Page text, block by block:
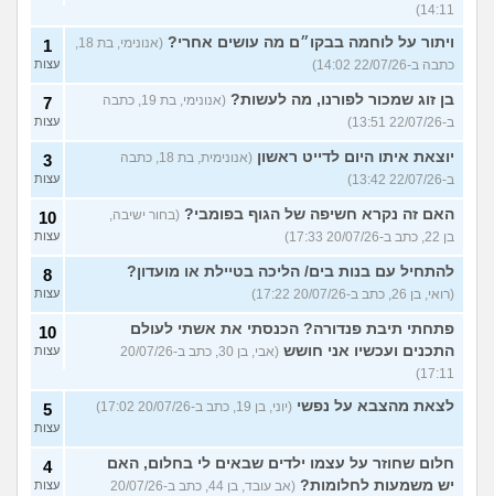
14:11)
ויתור על לוחמה בבקו״ם מה עושים אחרי?
(אנונימי, בת 18,
כתבה ב-22/07/26 14:02)
1
עצות
בן זוג שמכור לפורנו, מה לעשות?
(אנונימי, בת 19, כתבה
ב-22/07/26 13:51)
7
עצות
יוצאת איתו היום לדייט ראשון
(אנונימית, בת 18, כתבה
ב-22/07/26 13:42)
3
עצות
האם זה נקרא חשיפה של הגוף בפומבי? (בחור ישיבה,
בן 22, כתב ב-20/07/26 17:33)
10
עצות
להתחיל עם בנות בים/ הליכה בטיילת או מועדון?
(רואי, בן 26, כתב ב-20/07/26 17:22)
8
עצות
פתחתי תיבת פנדורה? הכנסתי את אשתי לעולם
התכנים ועכשיו אני חושש
(אבי, בן 30, כתב ב-20/07/26
17:11)
10
עצות
לצאת מהצבא על נפשי (יוני, בן 19, כתב ב-20/07/26 17:02) 5
עצות
חלום שחוזר על עצמו ילדים שבאים לי בחלום, האם
יש משמעות לחלומות?
(אב עובד, בן 44, כתב ב-20/07/26
4
עצות